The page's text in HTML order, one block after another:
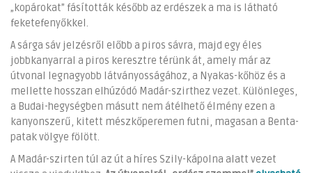
„kopárokat” fásították később az erdészek a ma is látható
feketefenyőkkel.
A sárga sáv jelzésről előbb a piros sávra, majd egy éles
jobbkanyarral a piros keresztre térünk át, amely már az
útvonal legnagyobb látványosságához, a Nyakas-kőhöz és a
mellette hosszan elhúzódó Madár-szirthez vezet. Különleges,
a Budai-hegységben másutt nem átélhető élmény ezen a
kanyonszerű, kitett mészkőperemen futni, magasan a Benta-
patak völgye fölött.
A Madár-szirten túl az út a híres Szily-kápolna alatt vezet